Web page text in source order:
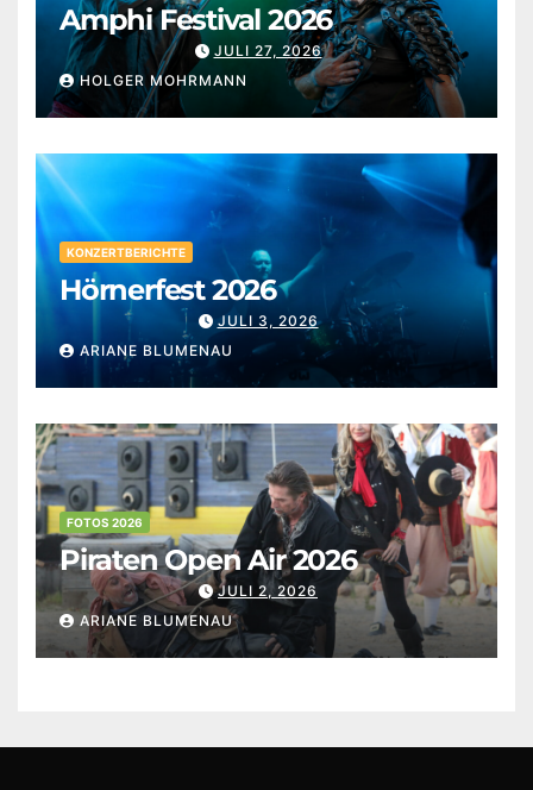
Amphi Festival 2026
JULI 27, 2026
HOLGER MOHRMANN
KONZERTBERICHTE
Hörnerfest 2026
JULI 3, 2026
ARIANE BLUMENAU
FOTOS 2026
Piraten Open Air 2026
JULI 2, 2026
ARIANE BLUMENAU